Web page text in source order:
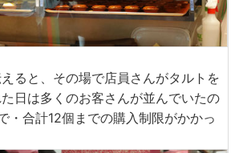
ると、その場で店員さんがタルトを
日は多くのお客さんが並んでいたの
・合計12個までの購入制限がかかっ